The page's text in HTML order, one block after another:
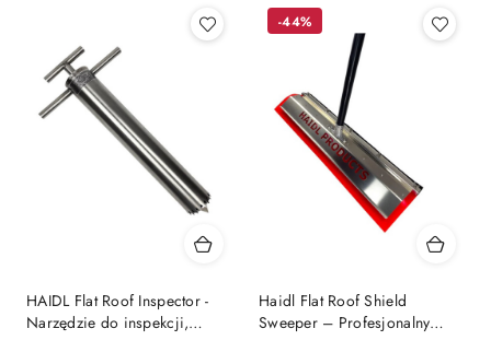
30
HAIDL Flat Roof Inspector -
Narzędzie do inspekcji,
Haidl Flat Roof Shield
Sweeper – Profesjonalny
-44%